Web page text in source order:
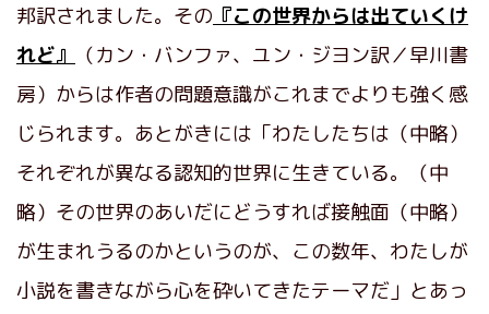
邦訳されました。その 『この世界からは出ていくけ
れど』
（カン・バンファ、ユン・ジヨン訳／早川書
房）からは作者の問題意識がこれまでよりも強く感
じられます。あとがきには「わたしたちは（中略）
それぞれが異なる認知的世界に生きている。（中
略）その世界のあいだにどうすれば接触面（中略）
が生まれうるのかというのが、この数年、わたしが
小説を書きながら心を砕いてきたテーマだ」とあっ